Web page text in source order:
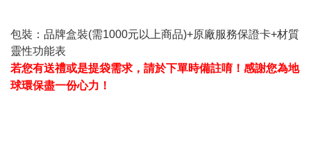
包裝：品牌盒裝(需1000元以上商品)+原廠服務保證卡+材質
靈性功能表
若您有送禮或是提袋需求，請於下單時備註唷！感謝您為地
球環保盡一份心力！